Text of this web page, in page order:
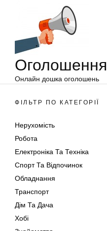
Оголошення
Онлайн дошка оголошень
ФІЛЬТР ПО КАТЕГОРІЇ
Нерухомість
Робота
Електроніка Та Техніка
Спорт Та Відпочинок
Обладнання
Транспорт
Дім Та Дача
Хобі